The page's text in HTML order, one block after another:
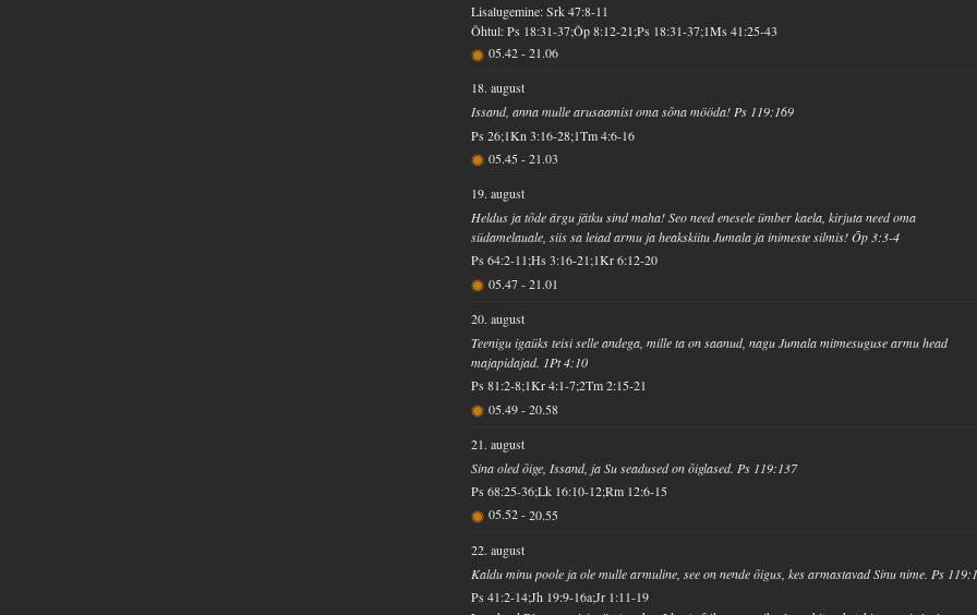
Lisalugemine: Srk 47:8-11
Õhtul: Ps 18:31-37;Õp 8:12-21;Ps 18:31-37;1Ms 41:25-43
05.42-21.06
18. august
Issand, anna mulle arusaamist oma sõna mööda! Ps 119:169
Ps 26;1Kn 3:16-28;1Tm 4:6-16
05.45-21.03
19. august
Heldus ja tõde ärgu jätku sind maha! Seo need enesele ümber kaela, kirjuta need oma
südamelauale, siis sa leiad armu ja heakskiitu Jumala ja inimeste silmis! Õp 3:3-4
Ps 64:2-11;Hs 3:16-21;1Kr 6:12-20
05.47-21.01
20. august
Teenigu igaüks teisi selle andega, mille ta on saanud, nagu Jumala mitmesuguse armu head
majapidajad. 1Pt 4:10
Ps 81:2-8;1Kr 4:1-7;2Tm 2:15-21
05.49-20.58
21. august
Sina oled õige, Issand, ja Su seadused on õiglased. Ps 119:137
Ps 68:25-36;Lk 16:10-12;Rm 12:6-15
05.52-20.55
22. august
Kaldu minu poole ja ole mulle armuline, see on nende õigus, kes armastavad Sinu nime. Ps
Ps 41:2-14;Jh 19:9-16a;Jr 1:11-19